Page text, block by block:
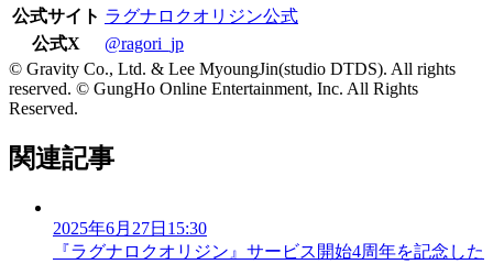
公式サイト ラグナロクオリジン公式
公式X
@ragori_jp
© Gravity Co., Ltd. & Lee MyoungJin(studio DTDS). All rights
reserved. © GungHo Online Entertainment, Inc. All Rights
Reserved.
関連記事
2025年6月27日15:30
『ラグナロクオリジン』サービス開始4周年を記念した